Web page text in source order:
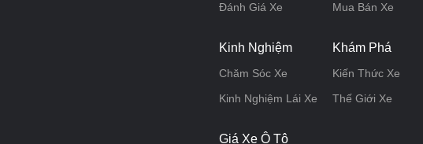
Đánh Giá Xe
Mua Bán Xe
Kinh Nghiệm
Chăm Sóc Xe
Kinh Nghiệm Lái Xe
Khám Phá
Kiến Thức Xe
Thế Giới Xe
Giá Xe Ô Tô